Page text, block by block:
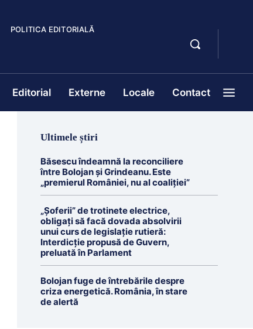
POLITICA EDITORIALĂ
Editorial Externe Locale Contact
Ultimele știri
Băsescu îndeamnă la reconciliere
între Bolojan și Grindeanu. Este
„premierul României, nu al coaliției”
„Șoferii” de trotinete electrice,
obligați să facă dovada absolvirii
unui curs de legislație rutieră:
Interdicție propusă de Guvern,
preluată în Parlament
Bolojan fuge de întrebările despre
criza energetică. România, în stare
de alertă